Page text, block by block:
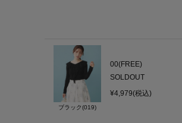
ブラック(019)
00(FREE)
SOLDOUT
¥4,979(税込)